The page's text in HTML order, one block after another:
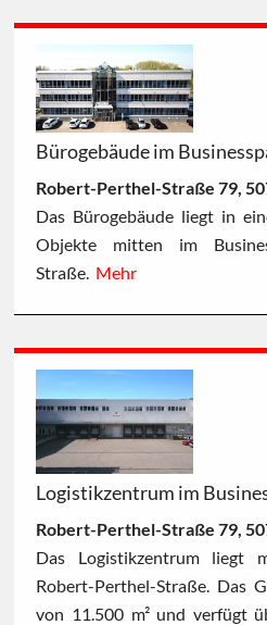
Bürogebäude im
Robert-Perthel-Straße 79,
Das Bürogebäude liegt in
Objekte mitten im
Straße. Mehr
Logistikzentrum im
Robert-Perthel-Straße 79,
Das Logistikzentrum liegt
Robert-Perthel-Straße. Das
von 11.500 m² und verfügt